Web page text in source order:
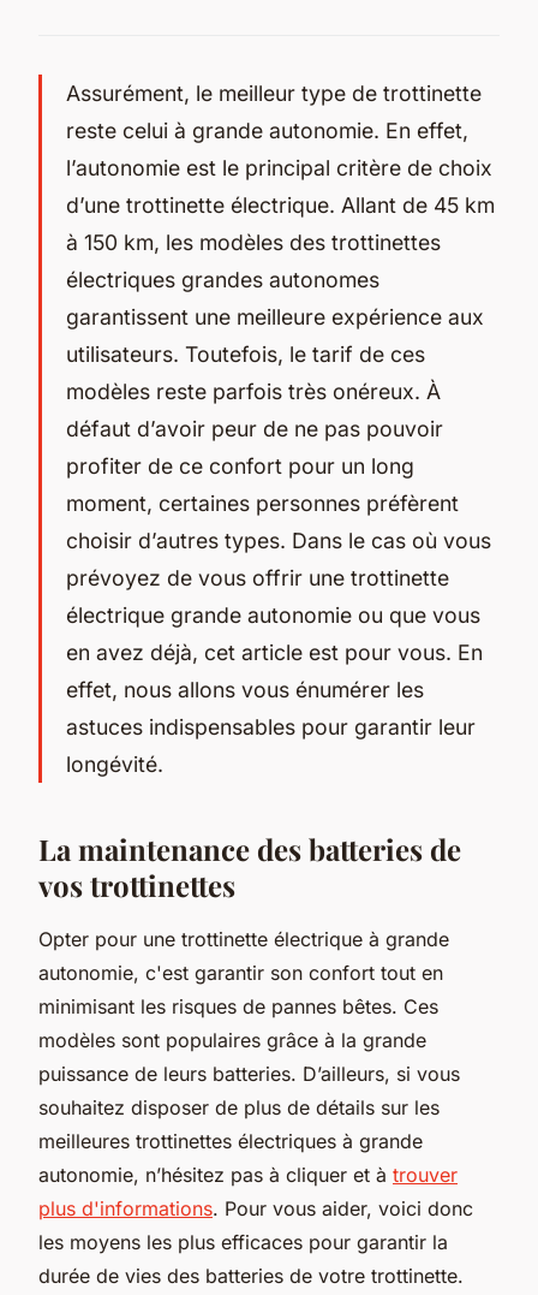
Assurément, le meilleur type de trottinette
reste celui à grande autonomie. En effet,
l’autonomie est le principal critère de choix
d’une trottinette électrique. Allant de 45 km
à 150 km, les modèles des trottinettes
électriques grandes autonomes
garantissent une meilleure expérience aux
utilisateurs. Toutefois, le tarif de ces
modèles reste parfois très onéreux. À
défaut d’avoir peur de ne pas pouvoir
profiter de ce confort pour un long
moment, certaines personnes préfèrent
choisir d’autres types. Dans le cas où vous
prévoyez de vous offrir une trottinette
électrique grande autonomie ou que vous
en avez déjà, cet article est pour vous. En
effet, nous allons vous énumérer les
astuces indispensables pour garantir leur
longévité.
La maintenance des batteries de
vos trottinettes
Opter pour une trottinette électrique à grande
autonomie, c'est garantir son confort tout en
minimisant les risques de pannes bêtes. Ces
modèles sont populaires grâce à la grande
puissance de leurs batteries. D’ailleurs, si vous
souhaitez disposer de plus de détails sur les
meilleures trottinettes électriques à grande
autonomie, n’hésitez pas à cliquer et à trouver
plus d'informations. Pour vous aider, voici donc
les moyens les plus efficaces pour garantir la
durée de vies des batteries de votre trottinette.